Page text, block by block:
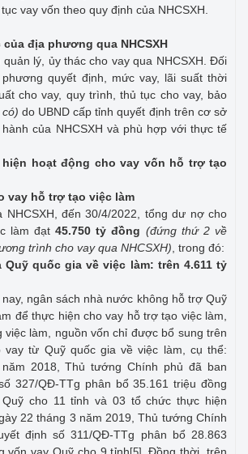
tục vay vốn theo quy định của NHCSXH.
địa phương qua NHCSXH
quản lý, ủy thác cho vay qua NHCSXH. Đối
quyết định, mức vay, lãi suất thời
cho vay, quy trình, thủ tục cho vay, bảo
do UBND cấp tỉnh quyết định trên cơ sở
của NHCSXH và phù hợp với thực tế
hoạt động cho vay vốn hỗ trợ tạo
vay hỗ trợ tạo việc làm
NHCSXH, đến 30/4/2022, tổng dư nợ cho
làm đạt 45.750 tỷ đồng (đứng thứ 2 về
trình cho vay qua NHCSXH) , trong đó:
Quỹ quốc gia về việc làm: trên 4.611 tỷ
ngân sách nhà nước không hỗ trợ Quỹ
để thực hiện cho vay hỗ trợ tạo việc làm,
làm, nguồn vốn chỉ được bổ sung trên
từ Quỹ quốc gia về việc làm, cụ thể:
2018, Thủ tướng Chính phủ đã ban
327/QĐ-TTg phân bổ 35.161 triệu đồng
cho 11 tỉnh và 03 tổ chức thực hiện
22 tháng 3 năm 2019, Thủ tướng Chính
định số 311/QĐ-TTg phân bổ 28.863